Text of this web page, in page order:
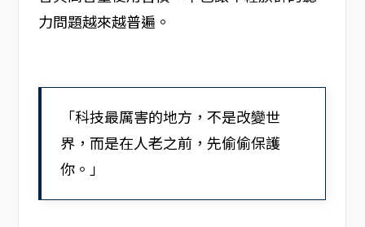
力問題越來越普遍。
「科技最厲害的地方，不是改變世
界，而是在人老之前，先偷偷保護
你。」